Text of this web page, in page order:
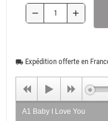
remove add
local_shipping Expédition offerte en
A1 Baby I Love You